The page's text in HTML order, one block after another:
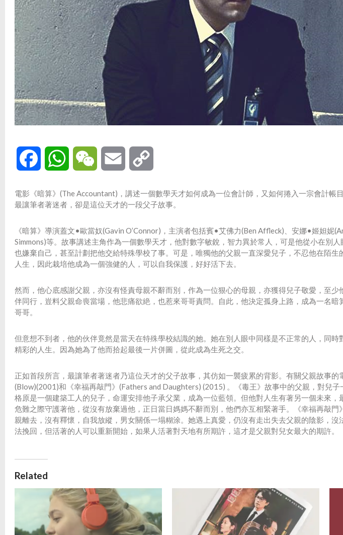
Facebook WhatsAppWeChat Email
電影《暗算》(The Accountant)，講述一個數學天才如何成為一位會計師，又如何捲入一宗會計帳
最讓筆者著迷者，卻是這位天才的一段父子故事。
《暗算》導演蓋文•歐當奴(Gavin O’Connor)，主演者包括賓•艾佛力(Ben Affleck)、安娜•姬妲妮
Simmons)等。故事講述主角作為一個數學天才，他對數字敏銳，智力異於常人，可是他從小在別
也嫌棄自己，甚至計劃把他交給特殊學校了事。可是，唯獨他的父親一直深愛兒子，不忍他在陌
人生，因此栽培他成為一個強健的人，可以自我保護，好好活下去。
然而，他心底感謝父親，亦沒有怪責母親不辭而別，作為一位狠心的母親，亦獲得兒子敬愛，至
伴同行，豈料父親命喪當場，他悲痛欲絶，也惹來哥哥責問。自此，他決定孤身上路，成為一名
哥哥。
但意想不到者，他的伙伴竟然是當天在特殊學校結識的她。她在別人眼中同樣是不正常的人，同時
精彩的人生。因為她為了他而拾起最後一片併圖，從此成為生死之交。
正如首段所言，最讓筆者著迷者乃這位天才的父子故事，其仿如一襲疲累的背影。有關父親故事的
(Blow)(2001)和《幸福再敲門》(Fathers and Daughters) (2015) 。《毒王》故事中的父親，對兒
格原是一個建築工人的兒子，命運安排他子承父業，成為一位藍領。但他對人生有著另一個未來
危難之際守護著他，從沒有放棄過他，正日當日媽媽不辭而別，他們亦互相緊著手。《幸福再敲
親離去，沒有釋懷，自我放縱，男女關係一塌糊涂。她遇上真愛，仍沒有走出失去父親的陰影，
法挽回，但活著的人可以重新開始，如果人活著對天地有所期許，這才是父親對兒女最大的期許。
Related